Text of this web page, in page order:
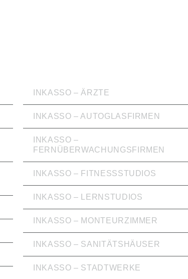
INKASSO – ÄRZTE
INKASSO – AUTOGLASFIRMEN
INKASSO –
FERNÜBERWACHUNGSFIRMEN
INKASSO – FITNESSSTUDIOS
INKASSO – LERNSTUDIOS
INKASSO – MONTEURZIMMER
INKASSO – SANITÄTSHÄUSER
INKASSO – STADTWERKE